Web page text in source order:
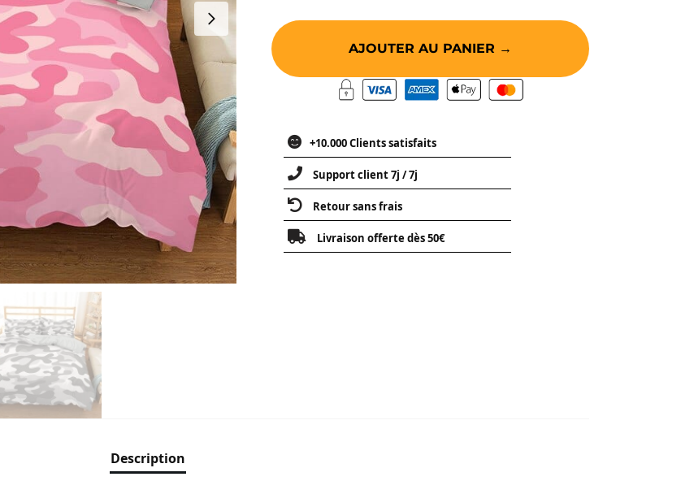
AJOUTER AU PANIER →
+10.000 Clients satisfaits
Support client 7j / 7j
Retour sans frais
Livraison offerte dès 50€
Description